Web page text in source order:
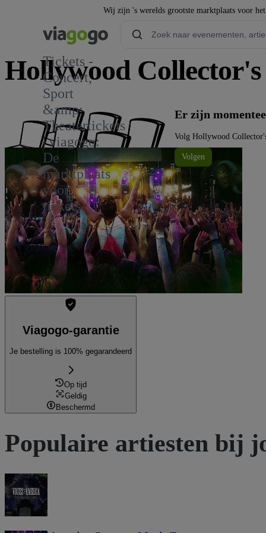
Wij zijn 's werelds grootste marktplaats voor
Tickets -
Concert,
Sport
&amp;
Theatertickets
| viagogo:
De
marktplaats
voor
tickets
Hollywood
Er zijn
Volg Hollywood
Volgen
Viagogo-garantie
Je bestelling is 100% gegarandeerd
Op tijd
Geldig
Beschermd
Populaire artiesten bij